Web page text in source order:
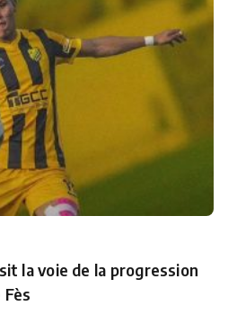
la voie de la progression